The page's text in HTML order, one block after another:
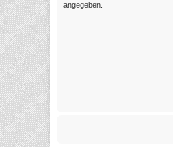
angegeben.